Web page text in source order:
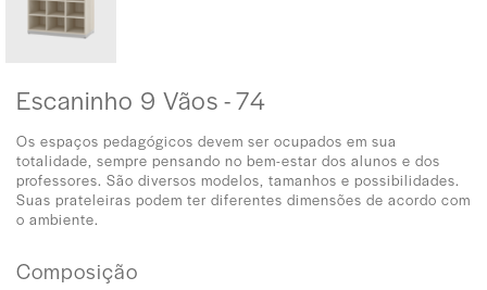
Escaninho 9 Vãos - 74
Os espaços pedagógicos devem ser ocupados em sua
totalidade, sempre pensando no bem-estar dos alunos e dos
professores. São diversos modelos, tamanhos e possibilidades.
Suas prateleiras podem ter diferentes dimensões de acordo com
o ambiente.
Composição